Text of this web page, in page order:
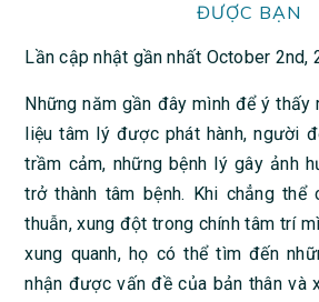
ĐƯỢC BẠN
Lần cập nhật gần nhất October 2nd,
Những năm gần đây mình để ý thấy
liệu tâm lý được phát hành, người
trầm cảm, những bệnh lý gây ảnh
trở thành tâm bệnh. Khi chẳng thể
thuẫn, xung đột trong chính tâm trí
xung quanh, họ có thể tìm đến
nhận được vấn đề của bản thân và